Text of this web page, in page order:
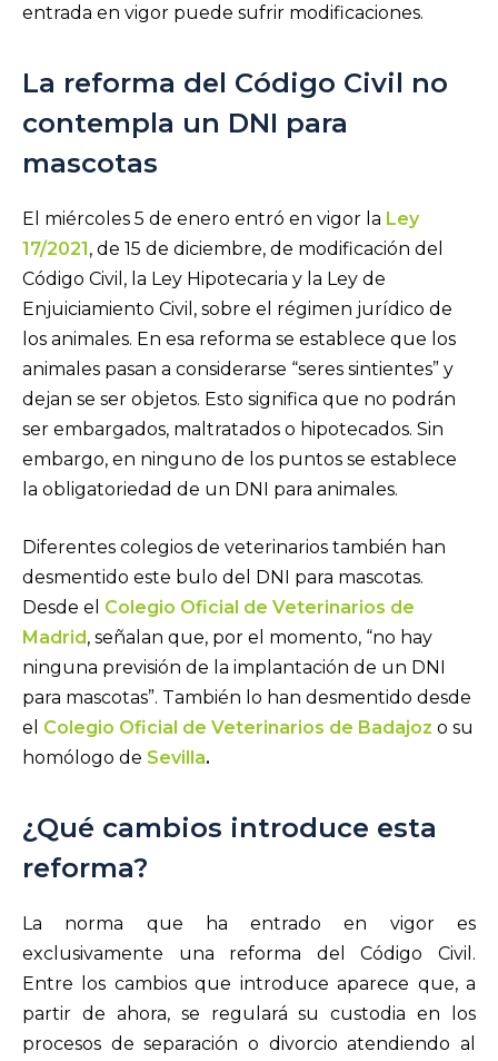
entrada en vigor puede sufrir modificaciones.
La reforma del Código Civil no
contempla un DNI para
mascotas
El miércoles 5 de enero entró en vigor la Ley
17/2021, de 15 de diciembre, de modificación del
Código Civil, la Ley Hipotecaria y la Ley de
Enjuiciamiento Civil, sobre el régimen jurídico de
los animales. En esa reforma se establece que los
animales pasan a considerarse “seres sintientes” y
dejan se ser objetos. Esto significa que no podrán
ser embargados, maltratados o hipotecados. Sin
embargo, en ninguno de los puntos se establece
la obligatoriedad de un DNI para animales.
Diferentes colegios de veterinarios también han
desmentido este bulo del DNI para mascotas.
Desde el Colegio Oficial de Veterinarios de
Madrid, señalan que, por el momento, “no hay
ninguna previsión de la implantación de un DNI
para mascotas”. También lo han desmentido desde
el Colegio Oficial de Veterinarios de Badajoz o su
homólogo de Sevilla.
¿Qué cambios introduce esta
reforma?
La norma que ha entrado en vigor es
exclusivamente una reforma del Código Civil.
Entre los cambios que introduce aparece que, a
partir de ahora, se regulará su custodia en los
procesos de separación o divorcio atendiendo al